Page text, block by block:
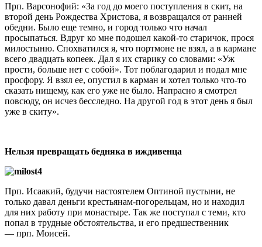
Прп. Варсонофий: «За год до моего поступления в скит, на
второй день Рождества Христова, я возвращался от ранней
обедни. Было еще темно, и город только что начал
просыпаться. Вдруг ко мне подошел какой-то старичок, прося
милостыню. Спохватился я, что портмоне не взял, а в кармане
всего двадцать копеек. Дал я их старику со словами: «Уж
прости, больше нет с собой». Тот поблагодарил и подал мне
просфору. Я взял ее, опустил в карман и хотел только что-то
сказать нищему, как его уже не было. Напрасно я смотрел
повсюду, он исчез бесследно. На другой год в этот день я был
уже в скиту».
Нельзя превращать бедняка в иждивенца
Прп. Исаакий, будучи настоятелем Оптиной пустыни, не
только давал деньги крестьянам-погорельцам, но и находил
для них работу при монастыре. Так же поступал с теми, кто
попал в трудные обстоятельства, и его предшественник
— прп. Моисей.